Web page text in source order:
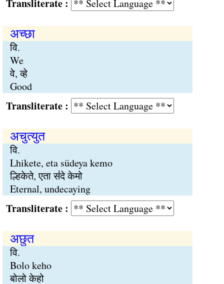
:
अच्छा
वि.
We
वे, व्हे
Good
:
अचुत्युत
वि.
Lhikete, eta südeya kemo
ल्हिकेते, एता स॑दे केमो
Eternal, undecaying
:
अछुत
वि.
Bolo keho
बोलो केहो